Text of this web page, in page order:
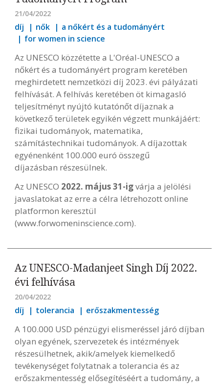
21/04/2022
díj nők
a nőkért és a tudományért
for women in science
Az UNESCO közzétette a L'Oréal-UNESCO a
nőkért és a tudományért program keretében
meghirdetett nemzetközi díj 2023. évi pályázati
felhívását. A felhívás keretében öt kimagasló
teljesítményt nyújtó kutatónőt díjaznak a
következő területek egyikén végzett munkájáért:
fizikai tudományok, matematika,
számítástechnikai tudományok. A díjazottak
egyénenként 100.000 euró összegű
díjazásban részesülnek.
Az UNESCO 2022. május 31-igvárja a jelölési
javaslatokat az erre a célra létrehozott online
platformon keresztül
(www.forwomeninscience.com).
Az UNESCO-Madanjeet Singh Díj 2022.
évi felhívása
20/04/2022
díj tolerancia erőszakmentesség
A 100.000 USD pénzügyi elismeréssel járó díjban
olyan egyének, szervezetek és intézmények
részesülhetnek, akik/amelyek kiemelkedő
tevékenységet folytatnak a tolerancia és az
erőszakmentesség elősegítéséért a tudomány, a